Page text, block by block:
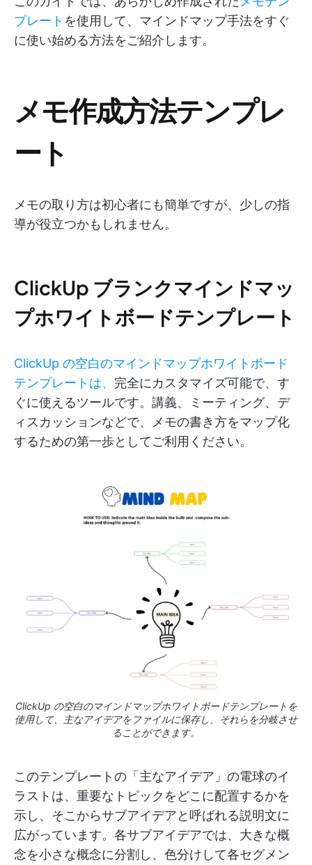
プレート を使用して、マインドマップ手法をすぐ
に使い始める方法をご紹介します。
メモ作成方法テンプレ
ート
メモの取り方は初心者にも簡単ですが、少しの指
導が役立つかもしれません。
ClickUp ブランクマインドマッ
プホワイトボードテンプレート
ClickUp の空白のマインドマップホワイトボード
テンプレートは、 完全にカスタマイズ可能で、す
ぐに使えるツールです。講義、ミーティング、デ
ィスカッションなどで、メモの書き方をマップ化
するための第一歩としてご利用ください。
ClickUp の空白のマインドマップホワイトボードテンプレートを
使用して、主なアイデアをファイルに保存し、それらを分岐させ
ることができます。
このテンプレートの「主なアイデア」の電球のイ
ラストは、重要なトピックをどこに配置するかを
示し、そこからサブアイデアと呼ばれる説明文に
広がっています。各サブアイデアでは、大きな概
念を小さな概念に分割し、色分けして各セグメン